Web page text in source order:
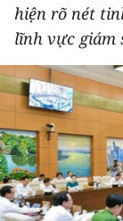
THỂ THAO
GIÁO DỤC
Y TẾ
KHOA HỌC -
MÔI TRƯỜNG
hiện rõ nét
lĩnh vực giám